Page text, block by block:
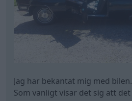
Jag har bekantat mig med
Som vanligt visar det sig att